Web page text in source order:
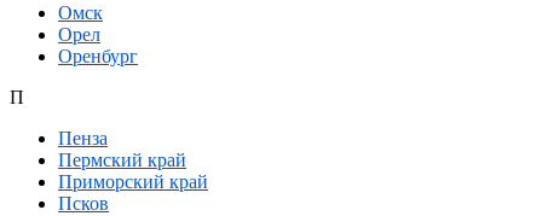
Омск
Орел
Оренбург
П
Пенза
Пермский край
Приморский край
Псков